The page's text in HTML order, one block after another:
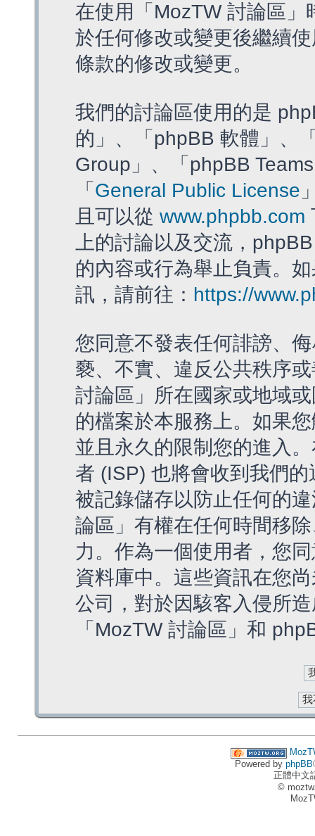
在使用「MozTW 討論區
於任何修改或變更後繼續
條款的修改或變更。
我們的討論區使用的是
的」、「phpBB 軟體」、
Group」、「phpBB
「 General Public License
且可以從 www.phpbb.com
上的討論以及交流，
的內容或行為舉止負責。
訊，請前往： https://
您同意不發表任何誹謗、
褻、不實、違反公共秩序
討論區」所在國家或地域
的檔案於本服務上。如果
並且永久的限制您的進入
者 (ISP) 也將會收到我們
被記錄儲存以防止任何的
論區」有權在任何時間移
力。作為一個使用者，您
資料庫中。這些資訊在您
公司，對於因駭客入侵所
「MozTW 討論區」和
Powered by phpBB
正體中文
©